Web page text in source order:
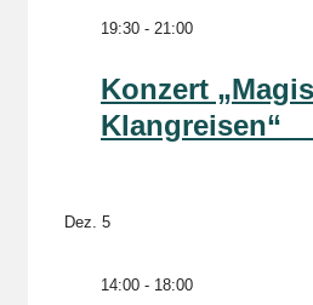
19:30 - 21:00
Konzert
Klangreisen“
Dez. 5
14:00 - 18:00